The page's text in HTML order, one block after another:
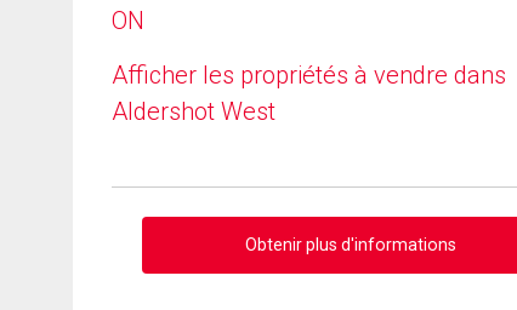
ON
Afficher les propriétés à vendre dans
Aldershot West
Obtenir plus d'informations